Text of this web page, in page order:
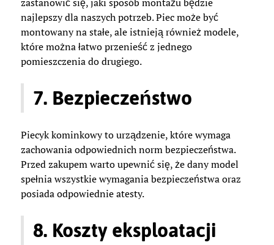
najlepszy dla naszych potrzeb. Piec może być
montowany na stałe, ale istnieją również modele,
które można łatwo przenieść z jednego
pomieszczenia do drugiego.
7. Bezpieczeństwo
Piecyk kominkowy to urządzenie, które wymaga
zachowania odpowiednich norm bezpieczeństwa.
Przed zakupem warto upewnić się, że dany model
spełnia wszystkie wymagania bezpieczeństwa oraz
posiada odpowiednie atesty.
8. Koszty eksploatacji